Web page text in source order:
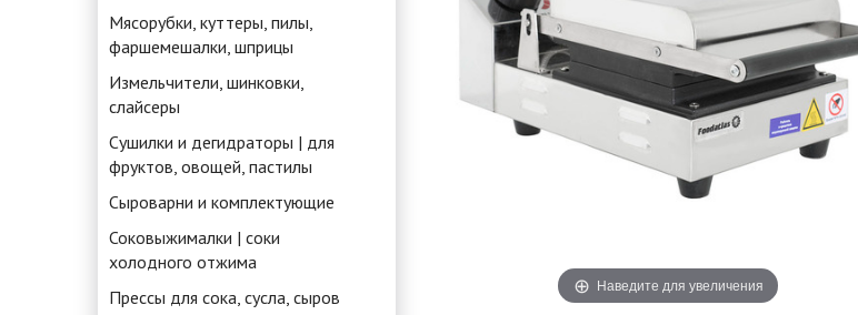
Мясорубки, куттеры, пилы,
фаршемешалки, шприцы
Измельчители, шинковки,
слайсеры
Сушилки и дегидраторы | для
фруктов, овощей, пастилы
Сыроварни и комплектующие
Соковыжималки | соки
холодного отжима
Прессы для сока, сусла, сыров
Наведите для увеличения